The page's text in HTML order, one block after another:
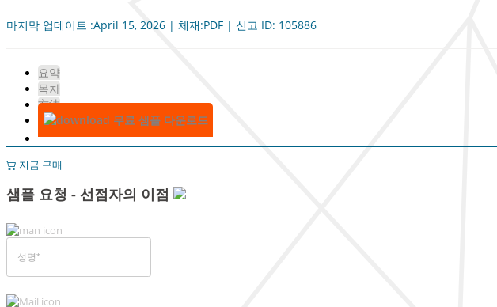
마지막 업데이트 :April 15, 2026 | 체재:PDF | 신고 ID: 105886
요약
목차
方法
무료 샘플 다운로드
지금 구매
샘플 요청 - 선점자의 이점